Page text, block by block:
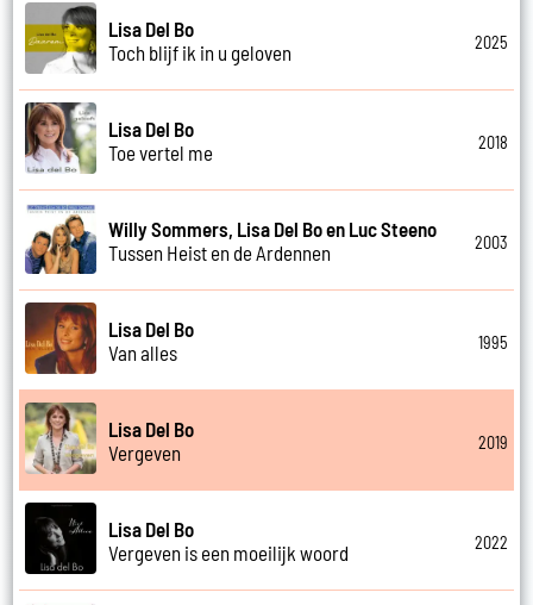
Lisa Del Bo
Toch blijf ik in u geloven
2025
Lisa Del Bo
Toe vertel me
2018
Willy Sommers, Lisa Del Bo en Luc Steeno
Tussen Heist en de Ardennen
2003
Lisa Del Bo
Van alles
1995
Lisa Del Bo
Vergeven
2019
Lisa Del Bo
Vergeven is een moeilijk woord
2022